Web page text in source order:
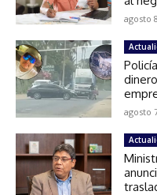
agosto
agosto